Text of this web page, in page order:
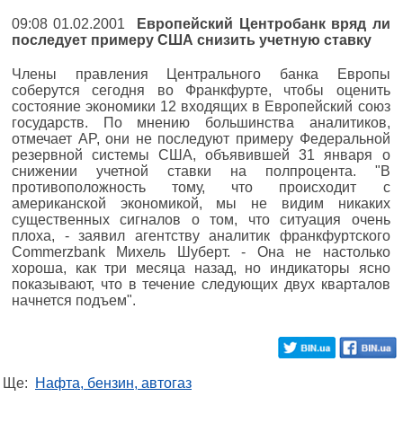
09:08 01.02.2001
Европейский Центробанк вряд ли
последует примеру США снизить учетную ставку
Члены правления Центрального банка Европы
соберутся сегодня во Франкфурте, чтобы оценить
состояние экономики 12 входящих в Европейский союз
государств. По мнению большинства аналитиков,
отмечает AP, они не последуют примеру Федеральной
резервной системы США, объявившей 31 января о
снижении учетной ставки на полпроцента. "В
противоположность тому, что происходит с
американской экономикой, мы не видим никаких
существенных сигналов о том, что ситуация очень
плоха, - заявил агентству аналитик франкфуртского
Commerzbank Михель Шуберт. - Она не настолько
хороша, как три месяца назад, но индикаторы ясно
показывают, что в течение следующих двух кварталов
начнется подъем".
Ще: Нафта, бензин, автогаз